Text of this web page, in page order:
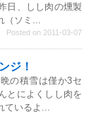
日、しし肉の燻製
（ソミ...
Posted on 2011-03-07
ジ！
の積雪は僅か3セ
とによくしし肉を
ているよ...